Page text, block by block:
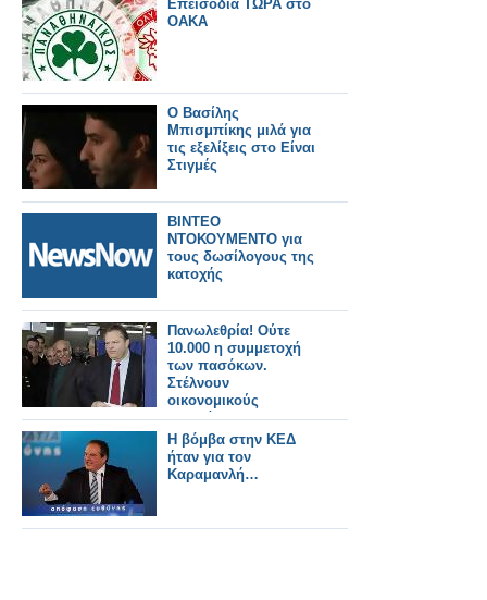
Επεισόδια ΤΩΡΑ στο
ΟΑΚΑ
Ο Βασίλης
Μπισμπίκης μιλά για
τις εξελίξεις στο Είναι
Στιγμές
ΒΙΝΤΕΟ
ΝΤΟΚΟΥΜΕΝΤΟ για
τους δωσίλογους της
κατοχής
Πανωλεθρία! Ούτε
10.000 η συμμετοχή
των πασόκων.
Στέλνουν
οικονομικούς
μετανάστες στις
ουρές για μπούγιο...
H βόμβα στην ΚΕΔ
ήταν για τον
Καραμανλή…